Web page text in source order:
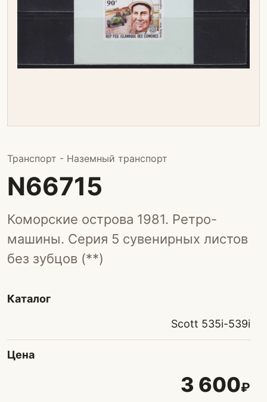
Транспорт - Наземный транспорт
N66715
Коморские острова 1981. Ретро-
машины. Серия 5 сувенирных листов
без зубцов (**)
Каталог
Scott 535i-539i
Цена
3 600₽